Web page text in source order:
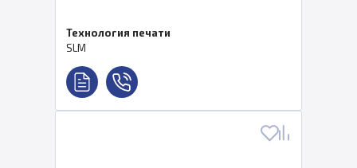
Технология печати
SLM